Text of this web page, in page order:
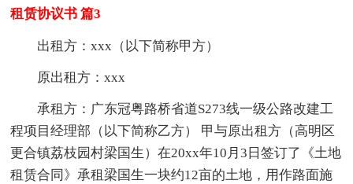
租赁协议书 篇3
出租方：xxx（以下简称甲方）
原出租方：xxx
承租方：广东冠粤路桥省道S273线一级公路改建工
程项目经理部（以下简称乙方） 甲与原出租方（高明区
更合镇荔枝园村梁国生）在20xx年10月3日签订了《土地
租赁合同》承租梁国生一块约12亩的土地，用作路面施